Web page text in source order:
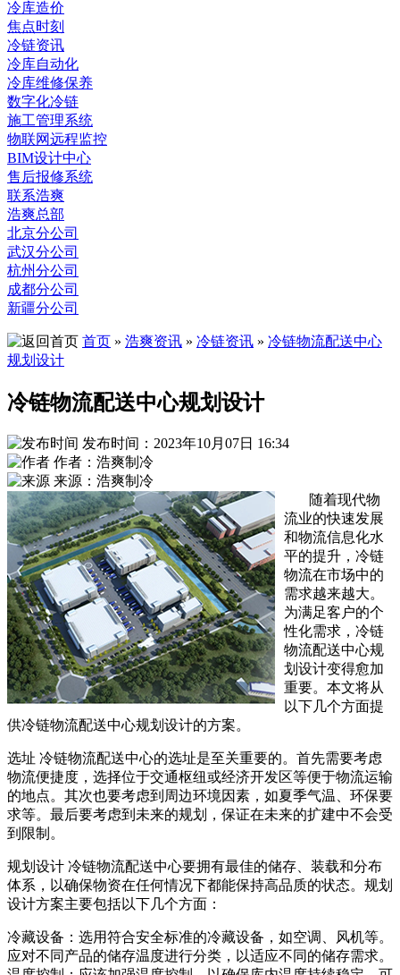
冷库造价
焦点时刻
冷链资讯
冷库自动化
冷库维修保养
数字化冷链
施工管理系统
物联网远程监控
BIM设计中心
售后报修系统
联系浩爽
浩爽总部
北京分公司
武汉分公司
杭州分公司
成都分公司
新疆分公司
首页 » 浩爽资讯 » 冷链资讯 » 冷链物流配送中心
规划设计
冷链物流配送中心规划设计
发布时间：2023年10月07日 16:34
作者：浩爽制冷
来源：浩爽制冷
随着现代物
流业的快速发展
和物流信息化水
平的提升，冷链
物流在市场中的
需求越来越大。
为满足客户的个
性化需求，冷链
物流配送中心规
划设计变得愈加
重要。本文将从
以下几个方面提
供冷链物流配送中心规划设计的方案。
选址 冷链物流配送中心的选址是至关重要的。首先需要考虑
物流便捷度，选择位于交通枢纽或经济开发区等便于物流运输
的地点。其次也要考虑到周边环境因素，如夏季气温、环保要
求等。最后要考虑到未来的规划，保证在未来的扩建中不会受
到限制。
规划设计 冷链物流配送中心要拥有最佳的储存、装载和分布
体系，以确保物资在任何情况下都能保持高品质的状态。规划
设计方案主要包括以下几个方面：
冷藏设备：选用符合安全标准的冷藏设备，如空调、风机等。
应对不同产品的储存温度进行分类，以适应不同的储存需求。